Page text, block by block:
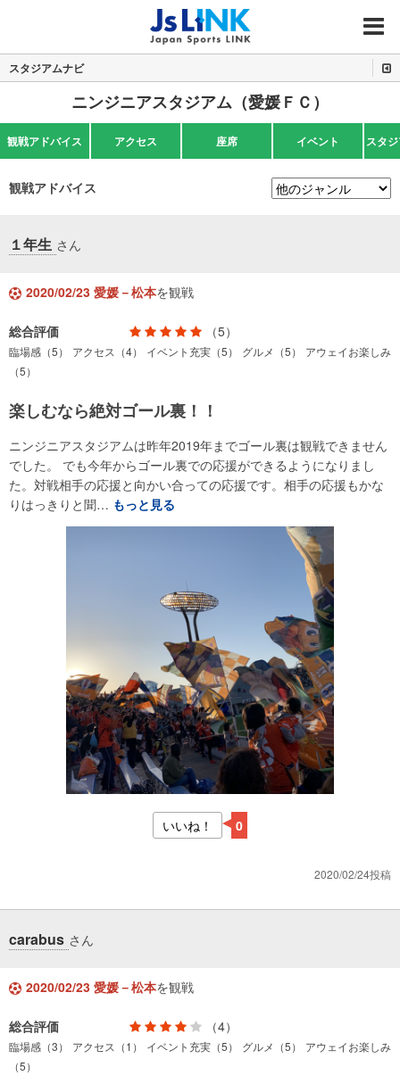
MENU
スタジアムナビ
ニンジニアスタジアム（愛媛ＦＣ）
観戦アドバイス アクセス 座席 イベント スタ
観戦アドバイス
１年生 さん
2020/02/23 愛媛－松本を観戦
総合評価 （5）
臨場感（5） アクセス（4） イベント充実（5） グルメ（5）
アウェイお楽しみ
（5）
楽しむなら絶対ゴール裏！！
ニンジニアスタジアムは昨年2019年までゴール裏は観戦できません
でした。 でも今年からゴール裏での応援ができるようになりまし
た。対戦相手の応援と向かい合っての応援です。相手の応援もかな
りはっきりと聞… もっと見る
いいね！ 0
2020/02/24投稿
carabus さん
2020/02/23 愛媛－松本を観戦
総合評価 （4）
臨場感（3） アクセス（1） イベント充実（5） グルメ（5）
アウェイお楽しみ
（5）